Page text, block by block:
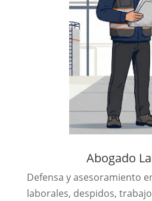
Abogado
Defensa y asesoramiento
laborales, despidos,